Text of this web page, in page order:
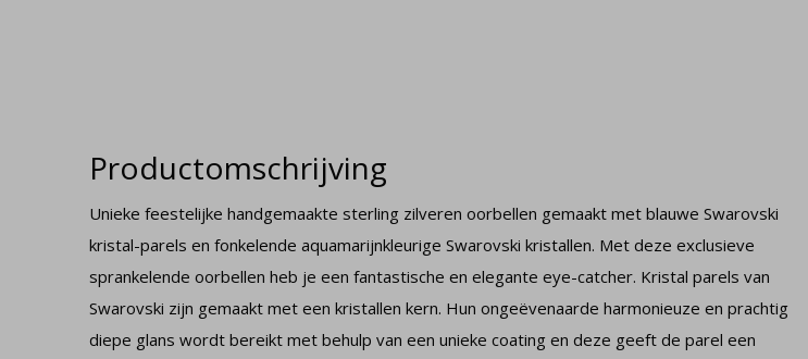
Productomschrijving
Unieke feestelijke handgemaakte sterling zilveren oorbellen gemaakt met blauwe Swarovski
kristal-parels en fonkelende aquamarijnkleurige Swarovski kristallen. Met deze exclusieve
sprankelende oorbellen heb je een fantastische en elegante eye-catcher. Kristal parels van
Swarovski zijn gemaakt met een kristallen kern. Hun ongeëvenaarde harmonieuze en prachtig
diepe glans wordt bereikt met behulp van een unieke coating en deze geeft de parel een